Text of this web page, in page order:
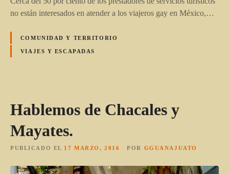
no están interesados en atender a los viajeros gay en México,…
COMUNIDAD Y TERRITORIO
VIAJES Y ESCAPADAS
Hablemos de Chacales y
Mayates.
PUBLICADO EL 17 MARZO, 2016 POR GGUANAJUATO